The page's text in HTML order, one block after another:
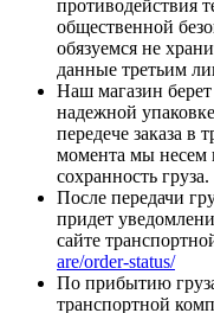
противодействия
общественной
обязуемся не
данные третьим
Наш магазин берет
надежной
передече заказа
момента мы несем
сохранность груза.
После передачи
придет
сайте
are/order-status/
По прибытию
транспортной